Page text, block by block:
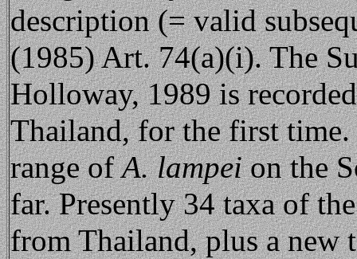
description (= valid
(1985) Art. 74(a)(i). The
Holloway, 1989 is
Thailand, for the first
range ofA. lampeion the
far. Presently 34 taxa of
from Thailand, plus a new